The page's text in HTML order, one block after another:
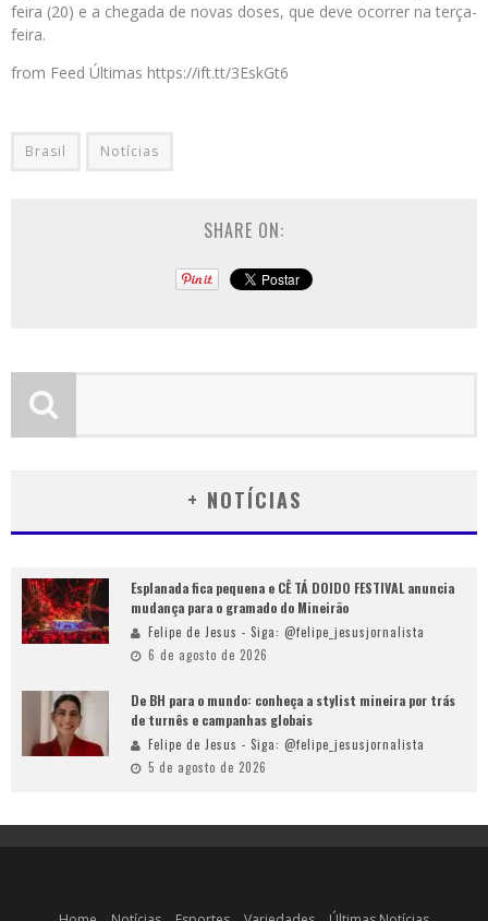
feira (20) e a chegada de novas doses, que deve ocorrer na terça-
feira.
from Feed Últimas https://ift.tt/3EskGt6
Brasil Notícias
SHARE ON:
+ NOTÍCIAS
Esplanada fica pequena e CÊ TÁ DOIDO FESTIVAL anuncia
mudança para o gramado do Mineirão
Felipe de Jesus - Siga: @felipe_jesusjornalista
6 de agosto de 2026
De BH para o mundo: conheça a stylist mineira por trás
de turnês e campanhas globais
Felipe de Jesus - Siga: @felipe_jesusjornalista
5 de agosto de 2026